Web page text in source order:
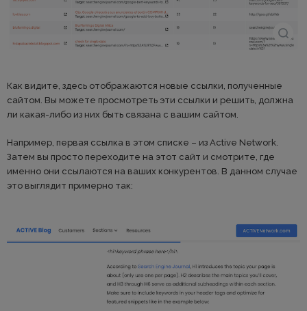
Как видите, здесь отображаются новые ссылки, полученные
сайтом. Вы можете просмотреть эти ссылки и решить, должна
ли какая-либо из них быть связана с вашим сайтом.
Например, первая ссылка в этом списке – из Active Network.
Затем вы просто переходите на этот сайт и смотрите, где
именно они ссылаются на ваших конкурентов. В данном случае
это выглядит примерно так: